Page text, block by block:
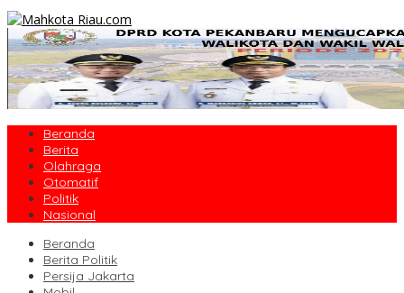
Beranda
Berita
Olahraga
Otomatif
Politik
Nasional
Beranda
Berita Politik
Persija Jakarta